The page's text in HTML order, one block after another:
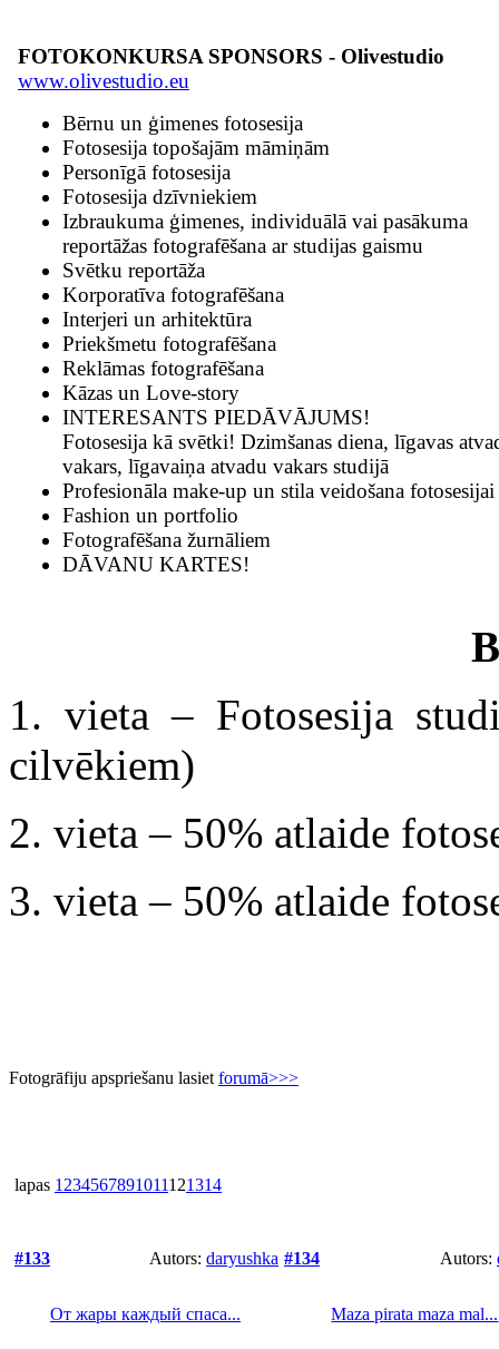
FOTOKONKURSA SPONSORS - Olivestudio
www.olivestudio.eu
Bērnu un ģimenes fotosesija
Fotosesija topošajām māmiņām
Personīgā fotosesija
Fotosesija dzīvniekiem
Izbraukuma ģimenes, individuālā vai pasākuma
reportāžas fotografēšana ar studijas gaismu
Svētku reportāža
Korporatīva fotografēšana
Interjeri un arhitektūra
Priekšmetu fotografēšana
Reklāmas fotografēšana
Kāzas un Love-story
INTERESANTS PIEDĀVĀJUMS!
Fotosesija kā svētki! Dzimšanas diena, līgavas
vakars, līgavaiņa atvadu vakars studijā
Profesionāla make-up un stila veidošana fotosesijai
Fashion un portfolio
Fotografēšana žurnāliem
DĀVANU KARTES!
1. vieta – Fotosesija
cilvēkiem)
2. vieta – 50% atlaide
3. vieta – 50% atlaide
Fotogrāfiju apspriešanu lasiet forumā>>>
lapas 1 234567891011121314
#133 Autors: daryushka
От жары каждый спаса...
#134 Autors:
Maza pirata maza mal...